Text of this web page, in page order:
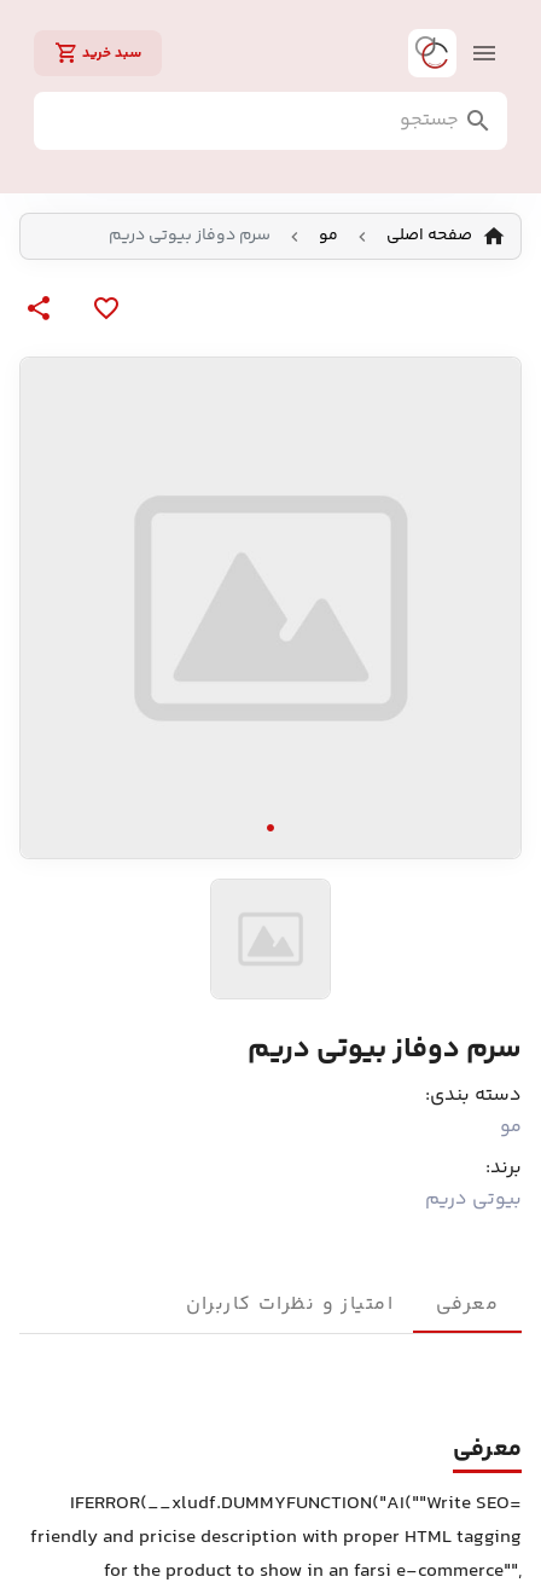
سبد خرید
صفحه اصلی مو سرم دوفاز بیوتی دریم
سرم دوفاز بیوتی دریم
دسته بندی:
مو
برند:
بیوتی دریم
معرفی امتیاز و نظرات کاربران
معرفی
=IFERROR(__xludf.DUMMYFUNCTION("AI(""Write SEO
friendly and pricise description with proper HTML tagging
for the product to show in an farsi e-commerce"",